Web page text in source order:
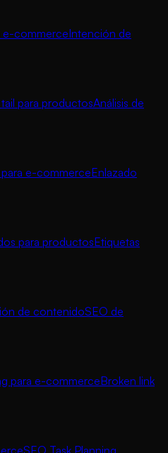
e-commerceIntención de
para productosAnálisis de
e-commerceEnlazado
para productosEtiquetas
de contenidoSEO de
para e-commerceBroken link
SEO Task Planning